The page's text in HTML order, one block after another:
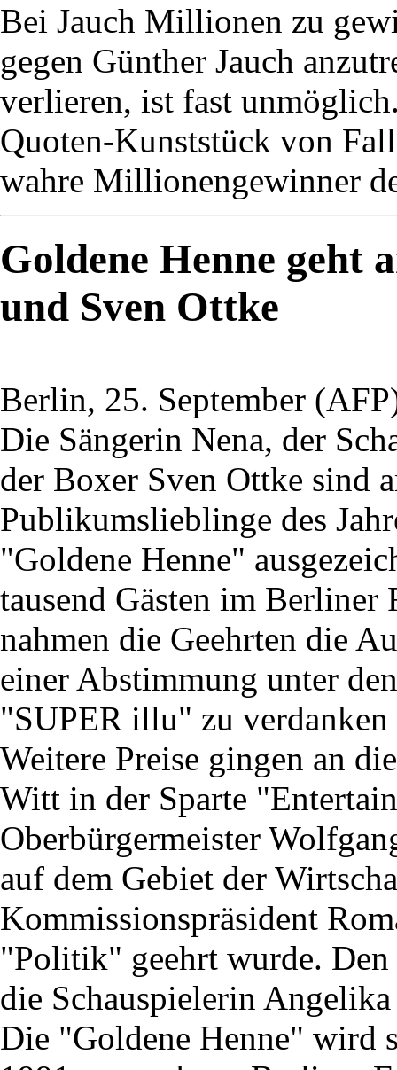
Bei Jauch Millionen zu
gegen Günther Jauch
verlieren, ist fast
Quoten-Kunststück von
wahre Millionengewinner
Goldene Henne geht
und Sven Ottke
Berlin, 25. September
Die Sängerin Nena, der
der Boxer Sven Ottke sind
Publikumslieblinge des
"Goldene Henne"
tausend Gästen im Berliner
nahmen die Geehrten die
einer Abstimmung unter
"SUPER illu" zu verdanken
Weitere Preise gingen an
Witt in der Sparte
Oberbürgermeister
auf dem Gebiet der
Kommissionspräsident
"Politik" geehrt wurde.
die Schauspielerin
Die "Goldene Henne" wird